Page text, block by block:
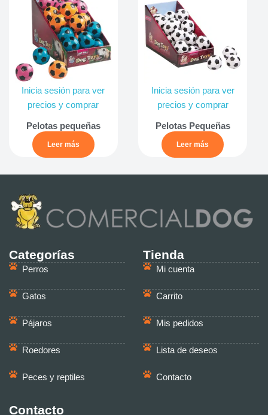
Inicia sesión para ver
precios y comprar
Pelotas pequeñas
Leer más
Inicia sesión para ver
precios y comprar
Pelotas Pequeñas
Leer más
Categorías
Perros
Gatos
Pájaros
Roedores
Peces y reptiles
Tienda
Mi cuenta
Carrito
Mis pedidos
Lista de deseos
Contacto
Contacto